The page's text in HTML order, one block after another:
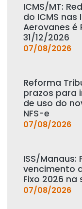
ICMS/MT:
do ICMS
Aerovanes
31/12/2026
07/08/2026
Reforma
prazos para
de uso do
NFS-e
07/08/2026
ISS/
vencimento
Fixo 2026
07/08/2026